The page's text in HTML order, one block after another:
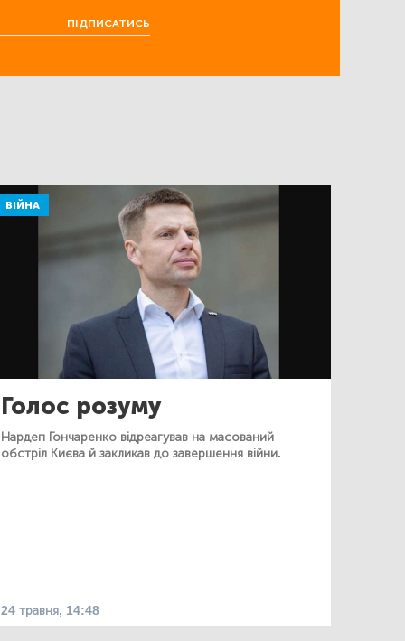
ПІДПИСАТИСЬ
ВІЙНА
Голос розуму
Нардеп Гончаренко відреагував на масований
обстріл Києва й закликав до завершення війни.
24 травня, 14:48